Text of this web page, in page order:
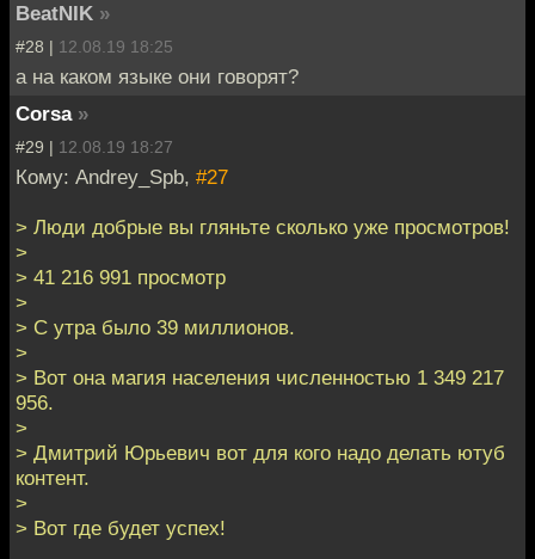
BeatNIK »
#28 | 12.08.19 18:25
а на каком языке они говорят?
Corsa »
#29 | 12.08.19 18:27
Кому: Andrey_Spb, #27
> Люди добрые вы гляньте сколько уже просмотров!
>
> 41 216 991 просмотр
>
> С утра было 39 миллионов.
>
> Вот она магия населения численностью 1 349 217
956.
>
> Дмитрий Юрьевич вот для кого надо делать ютуб
контент.
>
> Вот где будет успех!